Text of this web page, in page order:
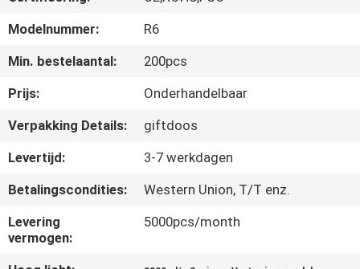
KWALITEITSCONTROLE
NIEUWS
GEVALLEN
VERZOEK
OM EEN
CITAAT
Modelnummer:
R6
Min. bestelaantal:
200pcs
Prijs:
Onderhandelbaar
Verpakking Details:
giftdoos
Levertijd:
3-7 werkdagen
Betalingscondities:
Western Union, T/T enz.
Levering
vermogen:
5000pcs/month